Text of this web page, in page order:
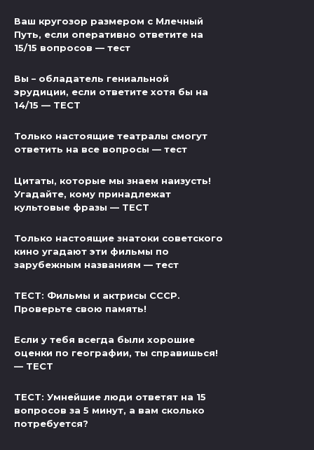
Ваш кругозор размером с Млечный
Путь, если оперативно ответите на
15/15 вопросов — тест
Вы – обладатель гениальной
эрудиции, если ответите хотя бы на
14/15 — ТЕСТ
Только настоящие театралы смогут
ответить на все вопросы — тест
Цитаты, которые мы знаем наизусть!
Угадайте, кому принадлежат
культовые фразы — ТЕСТ
Только настоящие знатоки советского
кино угадают эти фильмы по
зарубежным названиям — тест
ТЕСТ: Фильмы и актрисы СССР.
Проверьте свою память!
Если у тебя всегда были хорошие
оценки по географии, ты справишься!
— ТЕСТ
ТЕСТ: Умнейшие люди ответят на 15
вопросов за 5 минут, а вам сколько
потребуется?